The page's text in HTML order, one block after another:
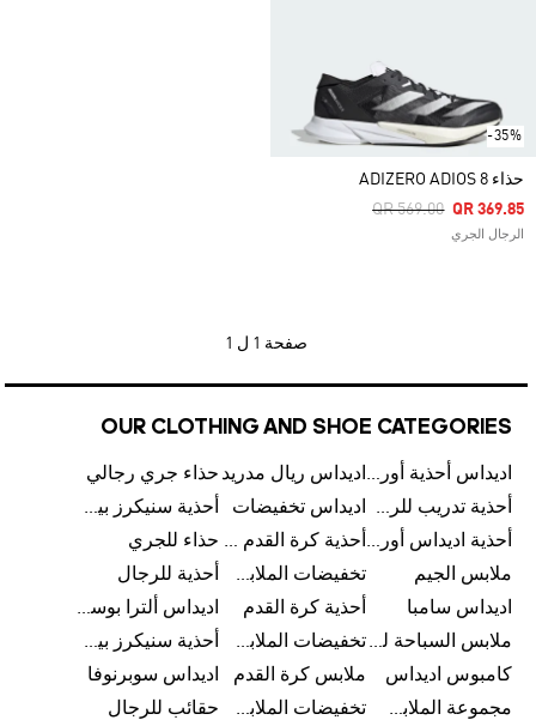
-35%
حذاء ADIZERO ADIOS 8
Price Reduced From
QR 569.00ToQR 369.85
الرجال الجري
صفحة 1 ل 1
OUR CLOTHING AND SHOE CATEGORIES
اديداس أحذية أورجينالز اديداس ريال مدريد حذاء جري رجالي
أحذية تدريب للرجال
اديداس تخفيضات
أحذية سنيكرز بيضاء للرجال
أحذية اديداس أورجينال للنساء
أحذية كرة القدم للرجال حذاء للجري
ملابس الجيم
تخفيضات الملابس للأطفال
أحذية للرجال
اديداس سامبا
أحذية كرة القدم
اديداس ألترا بوست
ملابس السباحة للرجال
تخفيضات الملابس الرياضية
أحذية سنيكرز بيضاء للرجال
كامبوس اديداس
ملابس كرة القدم
اديداس سوبرنوفا
مجموعة الملابس الرياضية
تخفيضات الملابس للرجال
حقائب للرجال